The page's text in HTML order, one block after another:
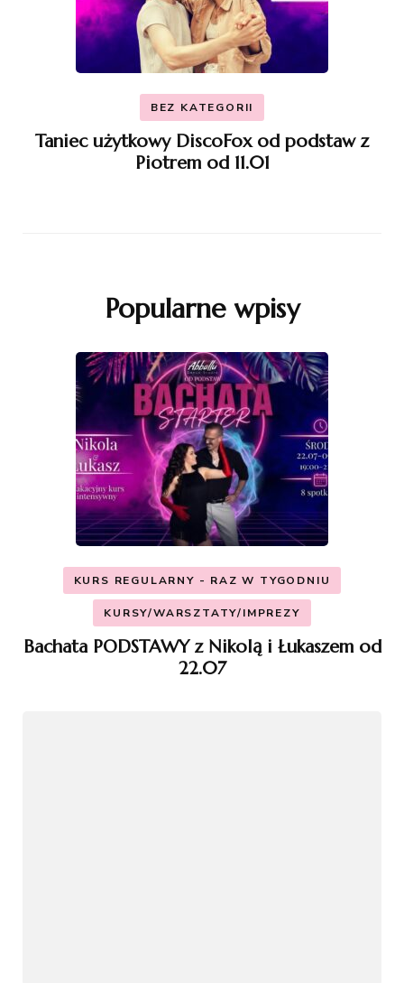
BEZ KATEGORII
Taniec użytkowy DiscoFox od podstaw z
Piotrem od 11.01
Popularne wpisy
KURS REGULARNY - RAZ W TYGODNIU
KURSY/WARSZTATY/IMPREZY
Bachata PODSTAWY z Nikolą i Łukaszem od
22.07